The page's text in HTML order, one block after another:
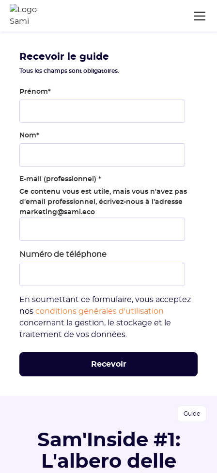
Guide
Sam'Inside #1:
L'albero delle
Recevoir le guide
Tous les champs sont obligatoires.
Prénom*
Nom*
E-mail (professionnel) *
Ce contenu vous est utile, mais vous n'avez pas
d'email professionnel, écrivez-nous à l'adresse
marketing@sami.eco
Numéro de téléphone
En soumettant ce formulaire, vous acceptez
nos conditions générales d'utilisation
concernant la gestion, le stockage et le
traitement de vos données.